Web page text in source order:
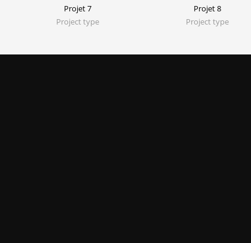
Projet 7
Project type
Projet 8
Project type